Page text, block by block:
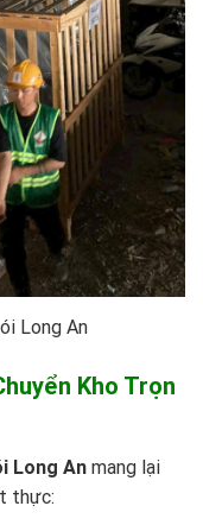
Long An
Kho Trọn
Long Anmang lại
thực: